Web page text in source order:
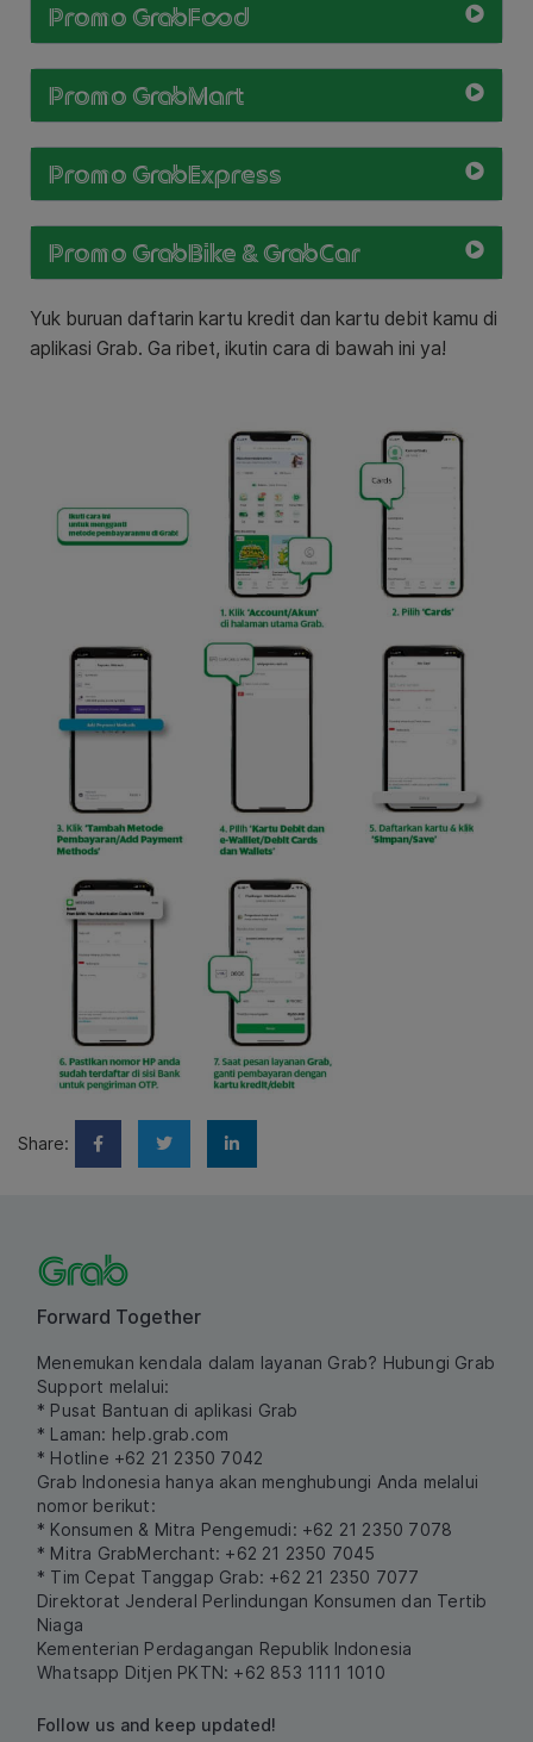
Promo GrabFood
Promo GrabMart
Promo GrabExpress
Promo GrabBike & GrabCar
Yuk buruan daftarin kartu kredit dan kartu debit kamu di
aplikasi Grab. Ga ribet, ikutin cara di bawah ini ya!
Share:
Forward Together
Menemukan kendala dalam layanan Grab? Hubungi Grab
Support melalui:
* Pusat Bantuan di aplikasi Grab
* Laman: help.grab.com
* Hotline +62 21 2350 7042
Grab Indonesia hanya akan menghubungi Anda melalui
nomor berikut:
* Konsumen & Mitra Pengemudi: +62 21 2350 7078
* Mitra GrabMerchant: +62 21 2350 7045
* Tim Cepat Tanggap Grab: +62 21 2350 7077
Direktorat Jenderal Perlindungan Konsumen dan Tertib
Niaga
Kementerian Perdagangan Republik Indonesia
Whatsapp Ditjen PKTN: +62 853 1111 1010
Follow us and keep updated!